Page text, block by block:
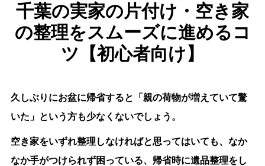
千葉の実家の片付け・空き家
の整理をスムーズに進めるコ
ツ【初心者向け】
久しぶりにお盆に帰省すると「親の荷物が増えていて驚
いた」という方も少なくないでしょう。
空き家をいずれ整理しなければと思ってはいても、なか
なか手がつけられず困っている、帰省時に遺品整理をし